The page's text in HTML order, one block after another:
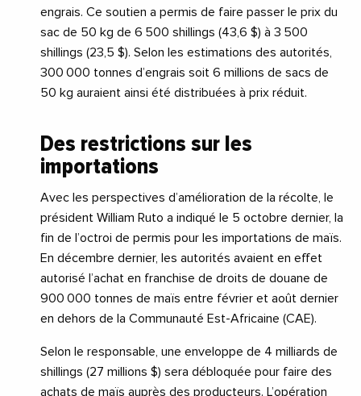
engrais. Ce soutien a permis de faire passer le prix du
sac de 50 kg de 6 500 shillings (43,6 $) à 3 500
shillings (23,5 $). Selon les estimations des autorités,
300 000 tonnes d’engrais soit 6 millions de sacs de
50 kg auraient ainsi été distribuées à prix réduit.
Des restrictions sur les
importations
Avec les perspectives d’amélioration de la récolte, le
président William Ruto a indiqué le 5 octobre dernier, la
fin de l’octroi de permis pour les importations de maïs.
En décembre dernier, les autorités avaient en effet
autorisé l’achat en franchise de droits de douane de
900 000 tonnes de maïs entre février et août dernier
en dehors de la Communauté Est-Africaine (CAE).
Selon le responsable, une enveloppe de 4 milliards de
shillings (27 millions $) sera débloquée pour faire des
achats de maïs auprès des producteurs. L’opération